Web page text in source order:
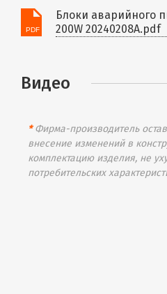
Блоки аварийного
200W 20240208A.pdf
Видео
*Фирма-производитель
внесение изменений в
комплектацию изделия, не
потребительских